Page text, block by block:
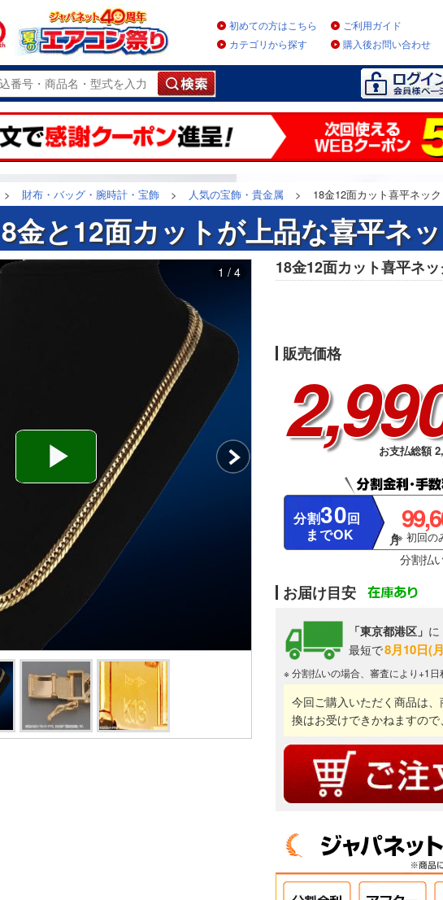
初めての方はこちら
ご利用ガイド
カテゴリから探す
購入後お問い合わせ
> 財布・バッグ・腕時計・宝飾 > 人気の宝飾・貴金属 > 18金12面カット喜平ネッ
金と12面カットが上品な喜平ネ
1 / 4 18金12面カット喜平ネ
販売価格
お支払総額
分割30回
までOK
※ 初回の
分割払
お届け目安
「東京都港区」 に
最短で8月10日(
※ 分割払いの場合、審査により+1
今回ご購入いただく商品は
換はお受けできかねますの